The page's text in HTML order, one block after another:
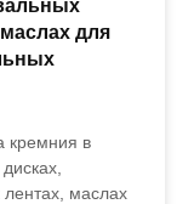
для
кремния в
маслах